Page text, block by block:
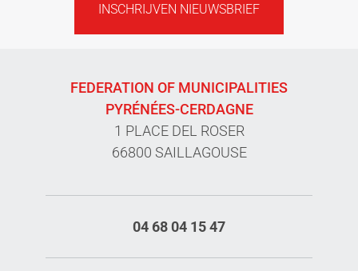
INSCHRIJVEN NIEUWSBRIEF
FEDERATION OF MUNICIPALITIES
PYRÉNÉES-CERDAGNE
1 PLACE DEL ROSER
66800 SAILLAGOUSE
04 68 04 15 47